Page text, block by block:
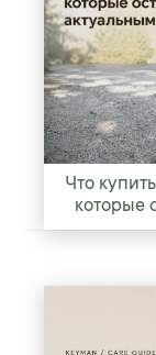
Что
которые